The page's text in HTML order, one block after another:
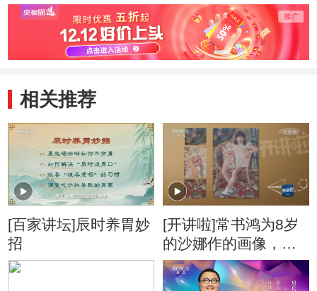
相关推荐
[百家讲坛]辰时养胃妙
招
[开讲啦]常书鸿为8岁
的沙娜作的画像，画
中哪个元素是真实
的？